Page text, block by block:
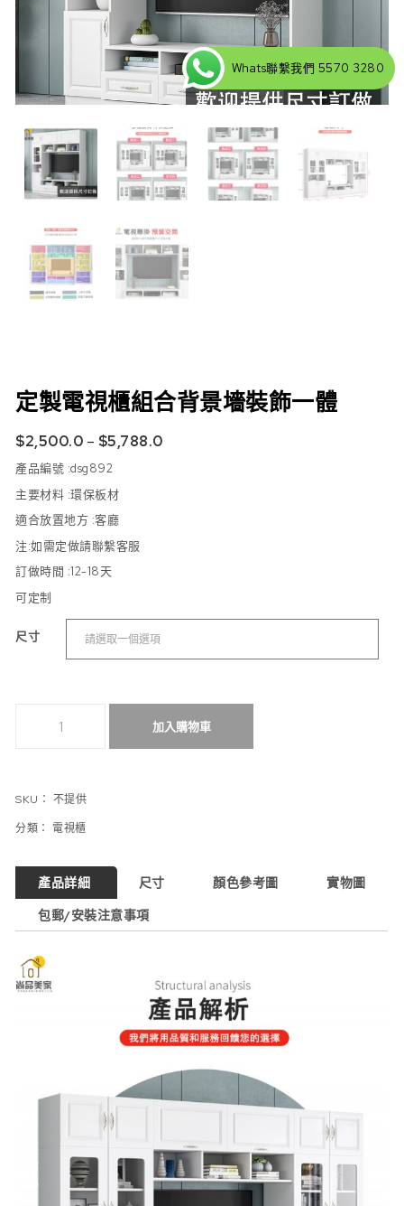
定製電視櫃組合背景墻裝飾一體
$2,500.0 – $5,788.0
產品編號 :dsg892
主要材料 :環保板材
適合放置地方 :客廳
注:如需定做請聯繫客服
訂做時間 :12-18天
可定制
尺寸
加入購物車
SKU： 不提供
分類：電視櫃
產品詳細 尺寸 顏色參考圖
實物圖
包郵/安裝注意事項
Whats聯繫我們 5570 3280